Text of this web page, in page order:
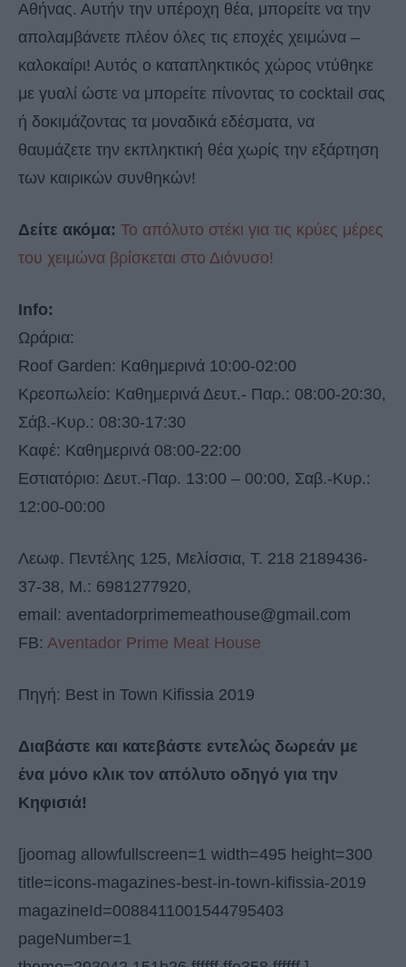
Αθήνας. Αυτήν την υπέροχη θέα, μπορείτε να την
απολαμβάνετε πλέον όλες τις εποχές χειμώνα –
καλοκαίρι! Αυτός ο καταπληκτικός χώρος ντύθηκε
με γυαλί ώστε να μπορείτε πίνοντας το cocktail σας
ή δοκιμάζοντας τα μοναδικά εδέσματα, να
θαυμάζετε την εκπληκτική θέα χωρίς την εξάρτηση
των καιρικών συνθηκών!
Δείτε ακόμα: Το απόλυτο στέκι για τις κρύες μέρες
του χειμώνα βρίσκεται στο Διόνυσο!
Info:
Ωράρια:
Roof Garden: Καθημερινά 10:00-02:00
Κρεοπωλείο: Καθημερινά Δευτ.- Παρ.: 08:00-20:30,
Σάβ.-Κυρ.: 08:30-17:30
Καφέ: Καθημερινά 08:00-22:00
Εστιατόριο: Δευτ.-Παρ. 13:00 – 00:00, Σαβ.-Κυρ.:
12:00-00:00
Λεωφ. Πεντέλης 125, Μελίσσια, T. 218 2189436-
37-38, M.: 6981277920,
email: aventadorprimemeathouse@gmail.com
FB: Aventador Prime Meat House
Πηγή: Best in Town Kifissia 2019
Διαβάστε και κατεβάστε εντελώς δωρεάν με
ένα μόνο κλικ τον απόλυτο οδηγό για την
Κηφισιά!
[joomag allowfullscreen=1 width=495 height=300
title=icons-magazines-best-in-town-kifissia-2019
magazineId=0088411001544795403
pageNumber=1